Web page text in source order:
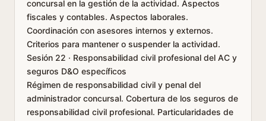
concursal en la gestión de la actividad. Aspectos
fiscales y contables. Aspectos laborales.
Coordinación con asesores internos y externos.
Criterios para mantener o suspender la actividad.
Sesión 22 · Responsabilidad civil profesional del AC y
seguros D&O específicos
Régimen de responsabilidad civil y penal del
administrador concursal. Cobertura de los seguros de
responsabilidad civil profesional. Particularidades de